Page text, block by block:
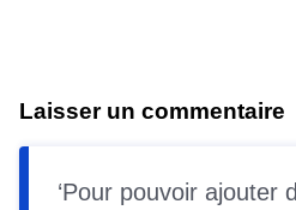
Laisser un commentaire
Pour pouvoir ajouter